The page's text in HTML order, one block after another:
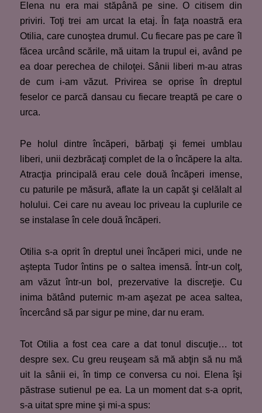
Elena nu era mai stăpână pe sine. O citisem din
priviri. Toţi trei am urcat la etaj. În faţa noastră era
Otilia, care cunoştea drumul. Cu fiecare pas pe care îl
făcea urcând scările, mă uitam la trupul ei, având pe
ea doar perechea de chiloţei. Sânii liberi m-au atras
de cum i-am văzut. Privirea se oprise în dreptul
feselor ce parcă dansau cu fiecare treaptă pe care o
urca.
Pe holul dintre încăperi, bărbaţi şi femei umblau
liberi, unii dezbrăcaţi complet de la o încăpere la alta.
Atracţia principală erau cele două încăperi imense,
cu paturile pe măsură, aflate la un capăt şi celălalt al
holului. Cei care nu aveau loc priveau la cuplurile ce
se instalase în cele două încăperi.
Otilia s-a oprit în dreptul unei încăperi mici, unde ne
aştepta Tudor întins pe o saltea imensă. Într-un colţ,
am văzut într-un bol, prezervative la discreţie. Cu
inima bătând puternic m-am aşezat pe acea saltea,
încercând să par sigur pe mine, dar nu eram.
Tot Otilia a fost cea care a dat tonul discuţie… tot
despre sex. Cu greu reuşeam să mă abţin să nu mă
uit la sânii ei, în timp ce conversa cu noi. Elena îşi
păstrase sutienul pe ea. La un moment dat s-a oprit,
s-a uitat spre mine şi mi-a spus: